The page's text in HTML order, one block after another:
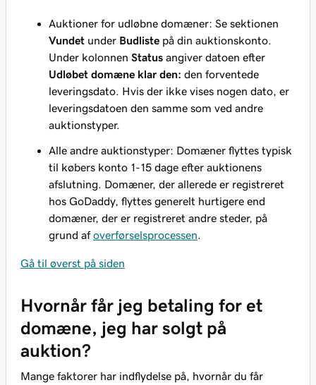
Auktioner for udløbne domæner: Se sektionen
Vundet under Budliste på din auktionskonto.
Under kolonnen Status angiver datoen efter
Udløbet domæne klar den: den forventede
leveringsdato. Hvis der ikke vises nogen dato, er
leveringsdatoen den samme som ved andre
auktionstyper.
Alle andre auktionstyper: Domæner flyttes typisk
til købers konto 1-15 dage efter auktionens
afslutning. Domæner, der allerede er registreret
hos GoDaddy, flyttes generelt hurtigere end
domæner, der er registreret andre steder, på
grund afoverførselsprocessen
Gå til øverst på siden
Hvornår får jeg betaling for et
domæne, jeg har solgt på
auktion?
Mange faktorer har indflydelse på, hvornår du får